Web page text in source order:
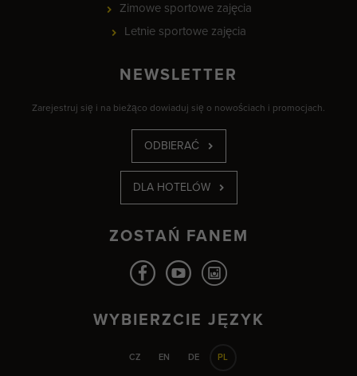
Zimowe sportowe zajęcia
Letnie sportowe zajęcia
NEWSLETTER
Zarejestruj się i na bieżąco dowiaduj się o nowościach i promocjach.
ODBIERAĆ
DLA HOTELÓW
ZOSTAŃ FANEM
WYBIERZCIE JĘZYK
CZ EN DE PL